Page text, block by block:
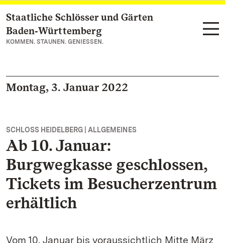
Zum Hauptinhalt springen
Staatliche Schlösser und Gärten
Baden‑Württemberg
KOMMEN. STAUNEN. GENIESSEN.
Montag, 3. Januar 2022
SCHLOSS HEIDELBERG | ALLGEMEINES
Ab 10. Januar:
Burgwegkasse geschlossen,
Tickets im Besucherzentrum
erhältlich
Vom 10. Januar bis voraussichtlich Mitte März